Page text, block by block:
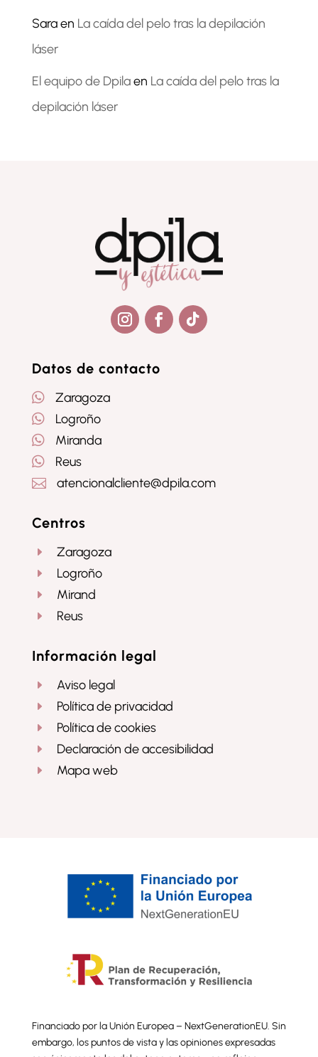
Saraen La caída del pelo tras la depilación
láser
El equipo de Dpilaen La caída del pelo tras la
depilación láser
Datos de contacto
 Zaragoza
 Logroño
 Miranda
 Reus
 atencionalcliente@dpila.com
Centros
E Zaragoza
E Logroño
E Mirand
E Reus
Información legal
E Aviso legal
E Política de privacidad
E Política de cookies
E Declaración de accesibilidad
E Mapa web
Financiado por la Unión Europea – NextGenerationEU. Sin
embargo, los puntos de vista y las opiniones expresadas